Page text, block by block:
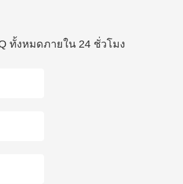
ทั้งหมดภายใน 24 ชั่วโมง